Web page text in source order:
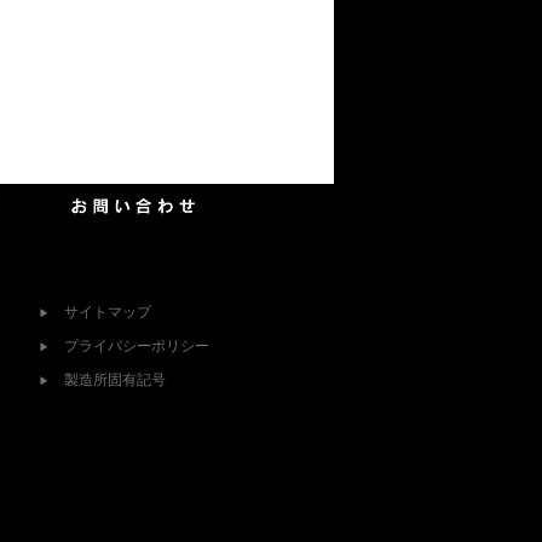
▶ サイトマップ
▶ プライバシーポリシー
▶
製造所固有記号